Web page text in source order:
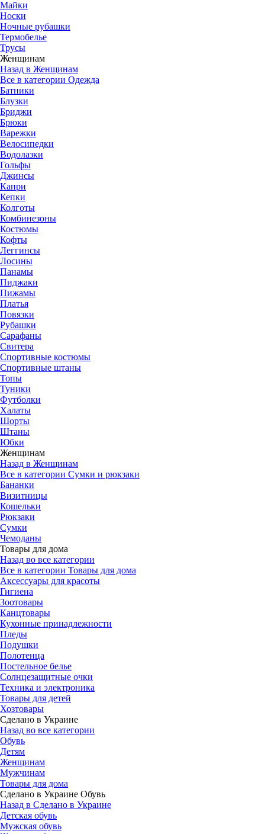
Майки
Носки
Ночные рубашки
Термобелье
Трусы
Женщинам
Назад в Женщинам
Все в категории Одежда
Батники
Блузки
Бриджи
Брюки
Варежки
Велосипедки
Водолазки
Гольфы
Джинсы
Капри
Кепки
Колготы
Комбинезоны
Костюмы
Кофты
Леггинсы
Лосины
Панамы
Пиджаки
Пижамы
Платья
Повязки
Рубашки
Сарафаны
Свитера
Спортивные костюмы
Спортивные штаны
Топы
Туники
Футболки
Халаты
Шорты
Штаны
Юбки
Женщинам
Назад в Женщинам
Все в категории Сумки и рюкзаки
Бананки
Визитницы
Кошельки
Рюкзаки
Сумки
Чемоданы
Товары для дома
Назад во все категории
Все в категории Товары для дома
Аксессуары для красоты
Гигиена
Зоотовары
Канцтовары
Кухонные принадлежности
Пледы
Подушки
Полотенца
Постельное белье
Солнцезащитные очки
Техника и электроника
Товары для детей
Хозтовары
Сделано в Украине
Назад во все категории
Обувь
Детям
Женщинам
Мужчинам
Товары для дома
Сделано в Украине Обувь
Назад в Сделано в Украине
Детская обувь
Мужская обувь